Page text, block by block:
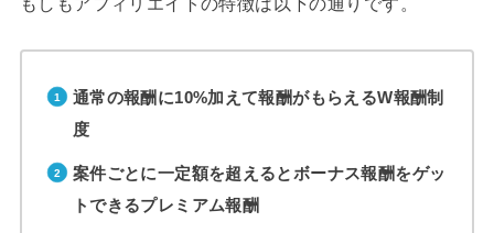
通常の報酬に10%加えて報酬がもらえるW報酬制
度
案件ごとに一定額を超えるとボーナス報酬をゲッ
トできるプレミアム報酬